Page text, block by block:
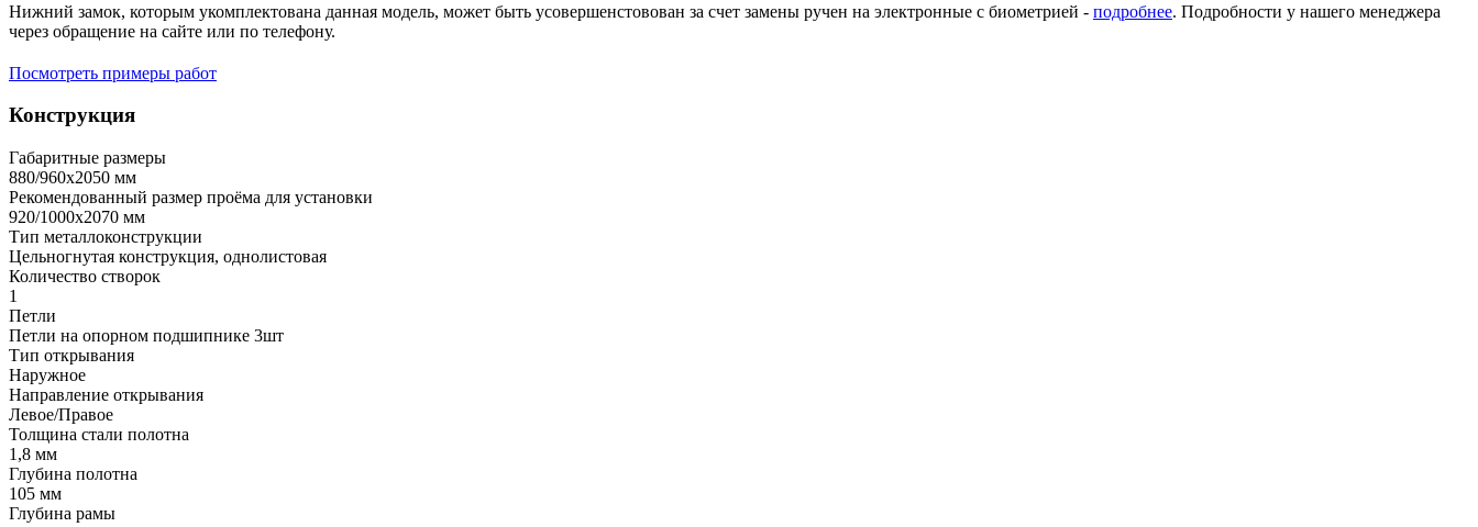
Нижний замок, которым укомплектована данная модель, может быть усовершенстовован за счет замены ручен на электронные с биометрией - подробнее. Подробности у нашего менеджера
через обращение на сайте или по телефону.
Посмотреть примеры работ
Конструкция
Габаритные размеры
880/960х2050 мм
Рекомендованный размер проёма для установки
920/1000х2070 мм
Тип металлоконструкции
Цельногнутая конструкция, однолистовая
Количество створок
1
Петли
Петли на опорном подшипнике 3шт
Тип открывания
Наружное
Направление открывания
Левое/Правое
Толщина стали полотна
1,8 мм
Глубина полотна
105 мм
Глубина рамы